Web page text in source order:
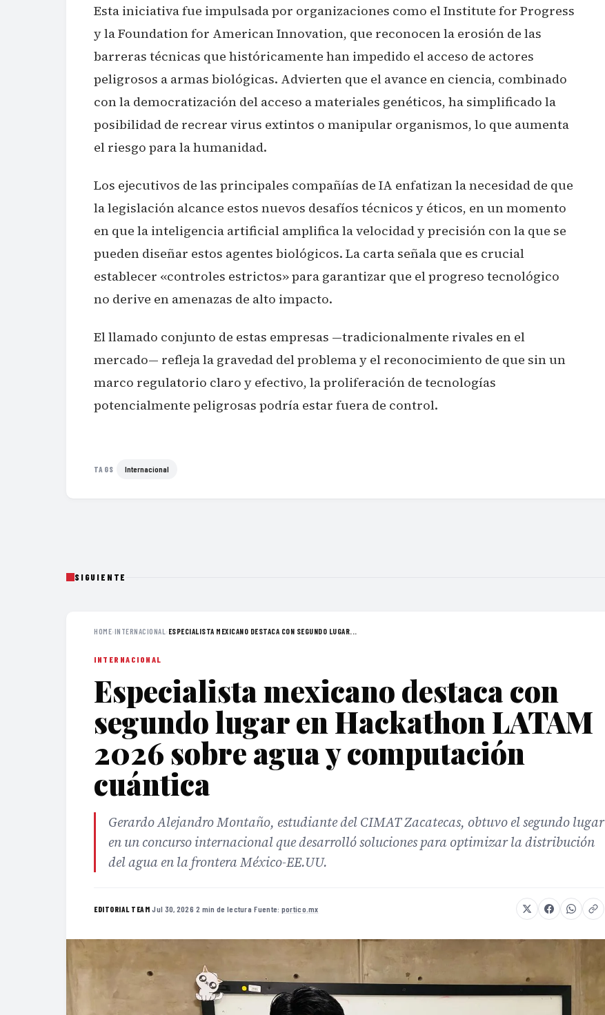
Esta iniciativa fue impulsada por organizaciones como el Institute for Progress
y la Foundation for American Innovation, que reconocen la erosión de las
barreras técnicas que históricamente han impedido el acceso de actores
peligrosos a armas biológicas. Advierten que el avance en ciencia, combinado
con la democratización del acceso a materiales genéticos, ha simplificado la
posibilidad de recrear virus extintos o manipular organismos, lo que aumenta
el riesgo para la humanidad.
Los ejecutivos de las principales compañías de IA enfatizan la necesidad de que
la legislación alcance estos nuevos desafíos técnicos y éticos, en un momento
en que la inteligencia artificial amplifica la velocidad y precisión con la que se
pueden diseñar estos agentes biológicos. La carta señala que es crucial
establecer «controles estrictos» para garantizar que el progreso tecnológico
no derive en amenazas de alto impacto.
El llamado conjunto de estas empresas —tradicionalmente rivales en el
mercado— refleja la gravedad del problema y el reconocimiento de que sin un
marco regulatorio claro y efectivo, la proliferación de tecnologías
potencialmente peligrosas podría estar fuera de control.
TAGS Internacional
SIGUIENTE
HOME›INTERNACIONAL › ESPECIALISTA MEXICANO DESTACA CON SEGUNDO LUGAR...
INTERNACIONAL
Especialista mexicano destaca con
segundo lugar en Hackathon LATAM
2026 sobre agua y computación
cuántica
Gerardo Alejandro Montaño, estudiante del CIMAT Zacatecas, obtuvo el segundo lugar
en un concurso internacional que desarrolló soluciones para optimizar la distribución
del agua en la frontera México-EE.UU.
EDITORIAL TEAM·Jul 30, 2026·2 min de lectura·Fuente: portico.mx